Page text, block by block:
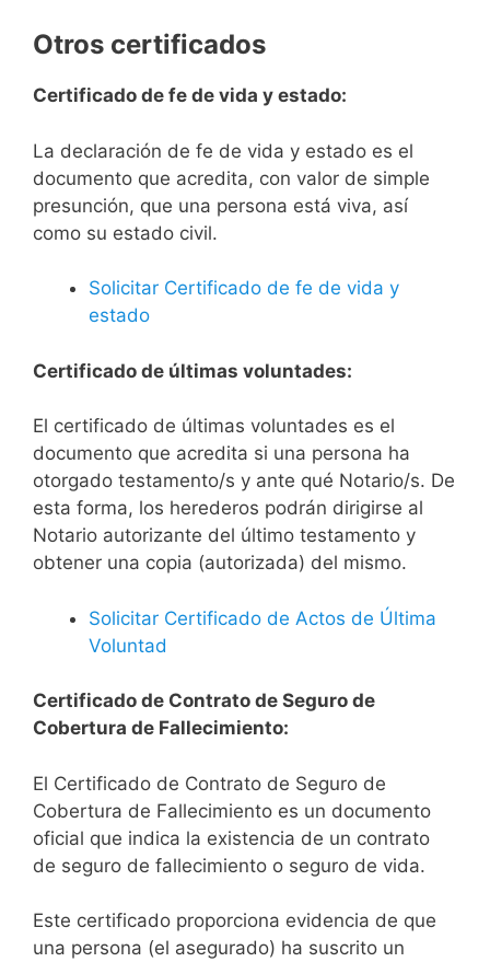
Otros certificados
Certificado de fe de vida y estado:
La declaración de fe de vida y estado es el
documento que acredita, con valor de simple
presunción, que una persona está viva, así
como su estado civil.
Solicitar Certificado de fe de vida y
estado
Certificado de últimas voluntades:
El certificado de últimas voluntades es el
documento que acredita si una persona ha
otorgado testamento/s y ante qué Notario/s. De
esta forma, los herederos podrán dirigirse al
Notario autorizante del último testamento y
obtener una copia (autorizada) del mismo.
Solicitar Certificado de Actos de Última
Voluntad
Certificado de Contrato de Seguro de
Cobertura de Fallecimiento:
El Certificado de Contrato de Seguro de
Cobertura de Fallecimiento es un documento
oficial que indica la existencia de un contrato
de seguro de fallecimiento o seguro de vida.
Este certificado proporciona evidencia de que
una persona (el asegurado) ha suscrito un